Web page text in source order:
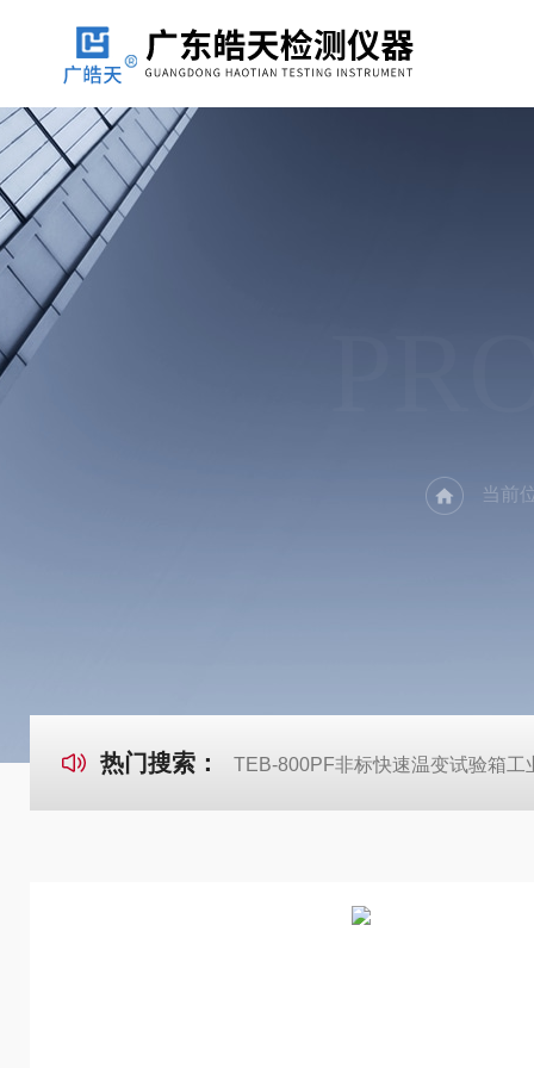
当前
热门搜索： TEB-800PF非标快速温变试验箱工